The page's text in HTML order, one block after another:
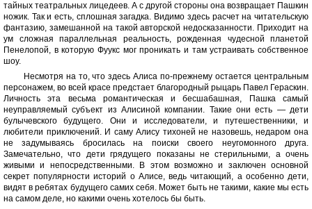
тайных театральных лицедеев. А с другой стороны она возвращает Пашкин
ножик. Так и есть, сплошная загадка. Видимо здесь расчет на читательскую
фантазию, замешанной на такой авторской недосказанности. Приходит на
ум сложная параллельная реальность, рожденная чудесной планетой
Пенелопой, в которую Фуукс мог проникать и там устраивать собственное
шоу.
Несмотря на то, что здесь Алиса по-прежнему остается центральным
персонажем, во всей красе предстает благородный рыцарь Павел Гераскин.
Личность эта весьма романтическая и бесшабашная, Пашка самый
неуправляемый субъект из Алисиной компании. Такие они есть — дети
булычевского будущего. Они и исследователи, и путешественники, и
любители приключений. И саму Алису тихоней не назовешь, недаром она
не задумываясь бросилась на поиски своего неугомонного друга.
Замечательно, что дети грядущего показаны не стерильными, а очень
живыми и непосредственными. В этом возможно и заключен основной
секрет популярности историй о Алисе, ведь читающий, а особенно дети,
видят в ребятах будущего самих себя. Может быть не такими, какие мы есть
на самом деле, но какими очень хотелось бы быть.